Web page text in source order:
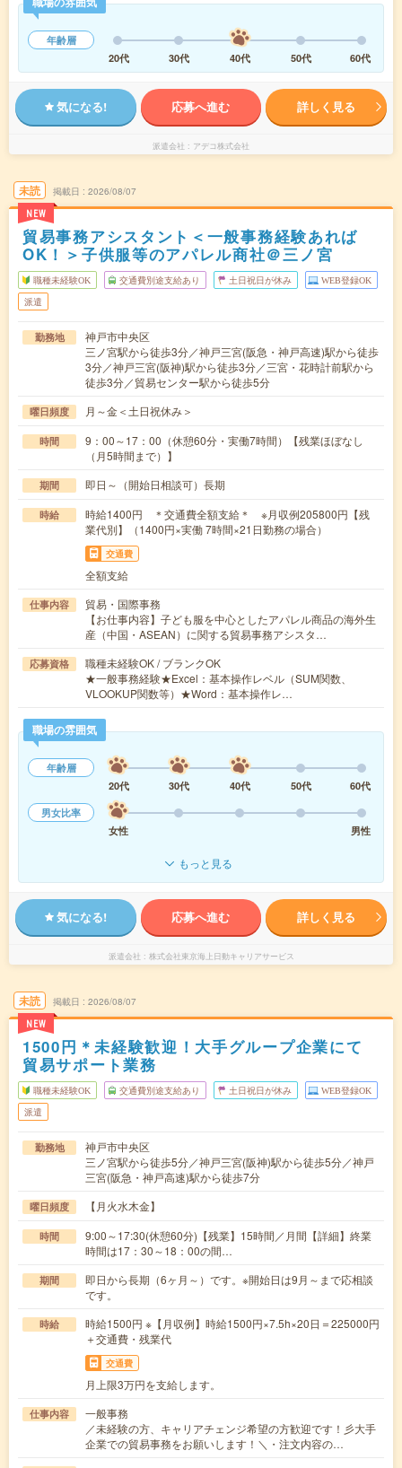
年齢層
20代
30代 40代 50代 60代
気になる! 応募へ進む 詳しく見る
派遣会社 アデコ株式会社
未読
NEW
掲載日 2026/08/07
貿易事務アシスタント＜一般事務経験あれば
OK！＞子供服等のアパレル商社＠三ノ宮
職種未経験OK 交通費別途支給あり 土日祝日が休み WEB登録OK
派遣
勤務地
神戸市中央区
三ノ宮駅から徒歩3分／神戸三宮(阪急・神戸高速)駅から徒歩
3分／神戸三宮(阪神)駅から徒歩3分／三宮・花時計前駅から
徒歩3分／貿易センター駅から徒歩5分
曜日頻度 月～金＜土日祝休み＞
時間
9：00～17：00（休憩60分・実働7時間）【残業ほぼなし
（月5時間まで）】
期間 即日～（開始日相談可）長期
時給
時給1400円 ＊交通費全額支給＊ ※月収例205800円【残
業代別】（1400円×実働 7時間×21日勤務の場合）
交通費
全額支給
仕事内容
貿易・国際事務
【お仕事内容】子ども服を中心としたアパレル商品の海外生
産（中国・ASEAN）に関する貿易事務アシスタ…
応募資格
職種未経験OK / ブランクOK
★一般事務経験★Excel：基本操作レベル（SUM関数、
VLOOKUP関数等）★Word：基本操作レ…
職場の雰囲気
年齢層
20代
30代 40代 50代
60代
男女比率
女性
男性
もっと見る
気になる! 応募へ進む 詳しく見る
派遣会社 株式会社東京海上日動キャリアサービス
未読
NEW
掲載日 2026/08/07
1500円＊未経験歓迎！大手グループ企業にて
貿易サポート業務
職種未経験OK 交通費別途支給あり 土日祝日が休み WEB登録OK
派遣
勤務地
神戸市中央区
三ノ宮駅から徒歩5分／神戸三宮(阪神)駅から徒歩5分／神戸
三宮(阪急・神戸高速)駅から徒歩7分
曜日頻度 【月火水木金】
時間
9:00～17:30(休憩60分)【残業】15時間／月間【詳細】終業
時間は17：30～18：00の間…
期間
即日から長期（6ヶ月～）です。※開始日は9月～まで応相談
です。
時給
時給1500円 ※【月収例】時給1500円×7.5h×20日＝225000円
＋交通費・残業代
交通費
月上限3万円を支給します。
仕事内容
一般事務
／未経験の方、キャリアチェンジ希望の方歓迎です！彡大手
企業での貿易事務をお願いします！＼・注文内容の…